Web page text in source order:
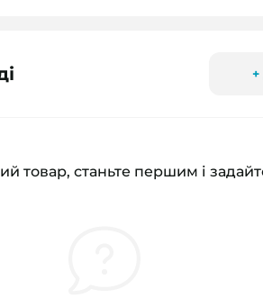
товар, станьте першим і